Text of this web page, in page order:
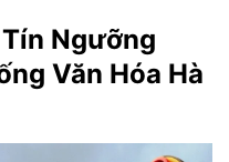
Ngưỡng
Văn Hóa Hà